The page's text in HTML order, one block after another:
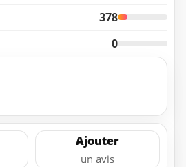
378
0
Ajouter
un avis